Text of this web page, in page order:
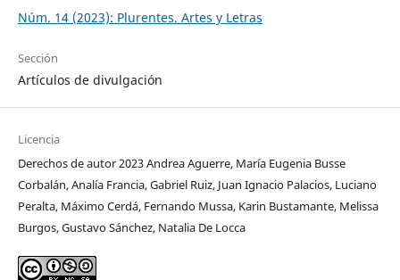
Núm. 14 (2023): Plurentes. Artes y Letras
Sección
Artículos de divulgación
Licencia
Derechos de autor 2023 Andrea Aguerre, María Eugenia Busse
Corbalán, Analía Francia, Gabriel Ruiz, Juan Ignacio Palacios, Luciano
Peralta, Máximo Cerdá, Fernando Mussa, Karin Bustamante, Melissa
Burgos, Gustavo Sánchez, Natalia De Locca